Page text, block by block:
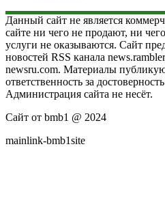
Данный сайт не является
сайте ни чего не продают, ни
услуги не оказываются. Сайт
новостей RSS канала
newsru.com. Материалы
ответственность за
Администрация сайта не несёт.
Сайт от bmb1 @ 2024
mainlink-bmb1site